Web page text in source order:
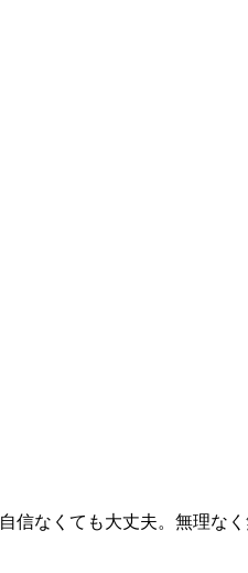
なくても大丈夫。無理な